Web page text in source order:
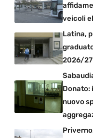
veicoli
Latina,
2026/27
Donato:
nuovo